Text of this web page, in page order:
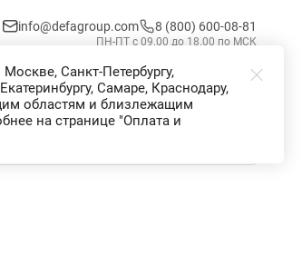
info@defagroup.com 8 (800) 600-08-81
ПН-ПТ с 09.00 до 18.00 по МСК
Избранное Корзина Войти
Санкт-Петербургу,
Самаре, Краснодару,
областям и близлежащим
на странице "Оплата и